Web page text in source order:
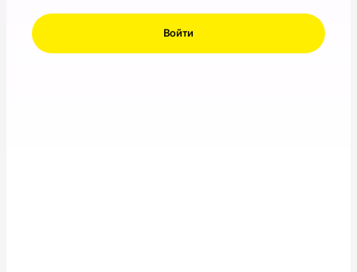
Войти